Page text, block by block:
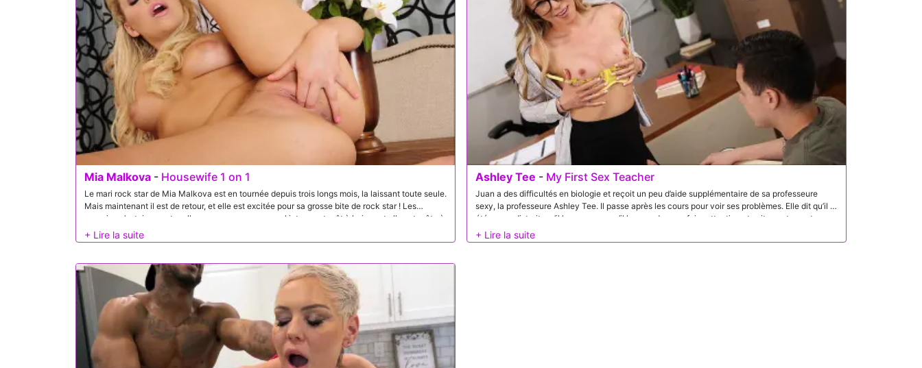
Mia Malkova - Housewife 1 on 1
Le mari rock star de Mia Malkova est en tournée depuis trois longs mois, la laissant toute seule.
Mais maintenant il est de retour, et elle est excitée pour sa grosse bite de rock star ! Les
groupies n’ont rien contre elle, parce que son gros cul juteux est prêt à baiser, et elle est prête à
s’occuper de son homme travailleur et à lui faire sortir tout son sperme travailleur.
Ashley Tee - My First Sex Teacher
Juan a des difficultés en biologie et reçoit un peu d’aide supplémentaire de sa professeure
sexy, la professeure Ashley Tee. Il passe après les cours pour voir ses problèmes. Elle dit qu’il a
été assez distrait, qu’il le remarque qu’il la regarde sans faire attention et sait exactement
comment il va réussir le cours d’anatomie. Elle sait qu’il apprend plus visuellement et lui donne
une leçon pratique. Il n’arrive pas à croire que tout ça arrive, il suffit de se faire baiser par son